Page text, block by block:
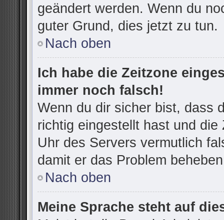
geändert werden. Wenn du
guter Grund, dies jetzt zu tun.
Nach oben
Ich habe die Zeitzone
immer noch falsch!
Wenn du dir sicher bist, dass
richtig eingestellt hast und
Uhr des Servers vermutlich
damit er das Problem
Nach oben
Meine Sprache steht auf